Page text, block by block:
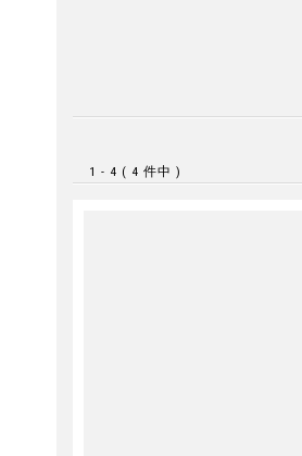
1 - 4 ( 4 件中 )